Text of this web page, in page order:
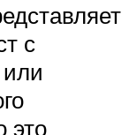
с
это